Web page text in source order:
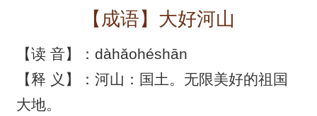
【成语】大好河山
【读 音】：dàhǎohéshān
【释 义】：河山：国土。无限美好的祖国
大地。